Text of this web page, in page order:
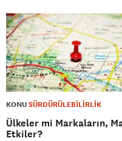
KONUSÜRDÜRÜLEBİLİRLİK
Ülkeler mi Markaların,
Etkiler?